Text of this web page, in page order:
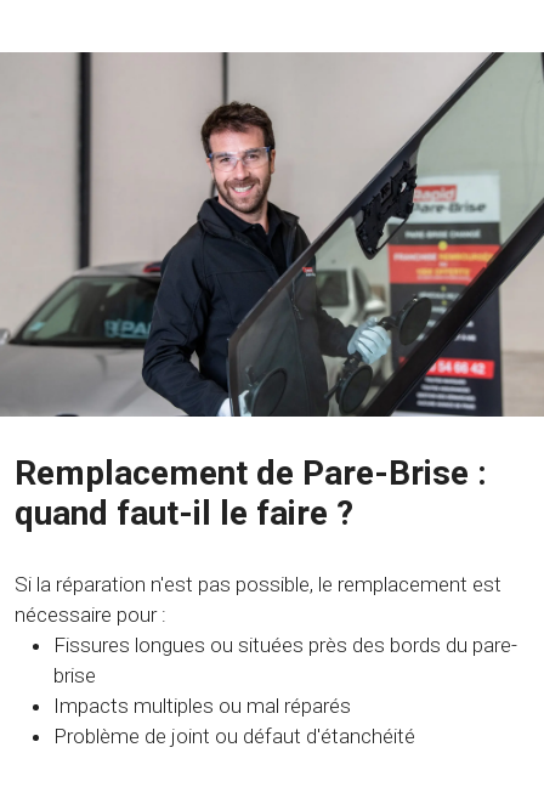
Remplacement de Pare-Brise :
quand faut-il le faire ?
Si la réparation n'est pas possible, le remplacement est
nécessaire pour :
Fissures longues ou situées près des bords du pare-
brise
Impacts multiples ou mal réparés
Problème de joint ou défaut d'étanchéité